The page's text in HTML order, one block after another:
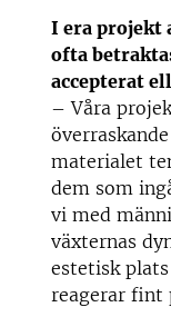
I era projekt
ofta
accepterat
– Våra
materialet
dem som
vi med
växternas
estetisk
reagerar fint